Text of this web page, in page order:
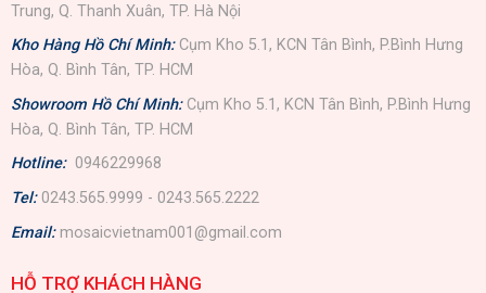
Trung, Q. Thanh Xuân, TP. Hà Nội
Kho Hàng Hồ Chí Minh: Cụm Kho 5.1, KCN Tân Bình, P.Bình Hưng
Hòa, Q. Bình Tân, TP. HCM
Showroom Hồ Chí Minh: Cụm Kho 5.1, KCN Tân Bình, P.Bình Hưng
Hòa, Q. Bình Tân, TP. HCM
Hotline: 0946229968
Tel: 0243.565.9999 - 0243.565.2222
Email: mosaicvietnam001@gmail.com
HỖ TRỢ KHÁCH HÀNG